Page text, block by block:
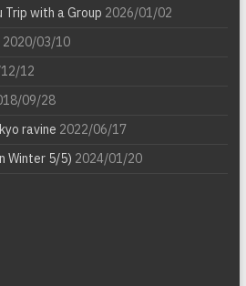
Trip with a Group 2026/01/02
2020/03/10
12
09/28
ravine 2022/06/17
Winter 5/5) 2024/01/20